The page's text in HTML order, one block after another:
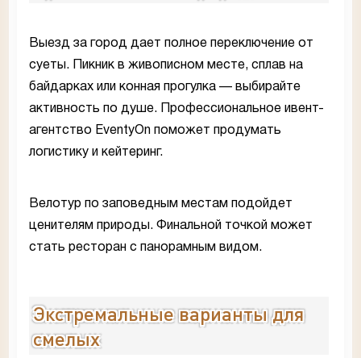
Выезд за город дает полное переключение от
суеты. Пикник в живописном месте, сплав на
байдарках или конная прогулка — выбирайте
активность по душе. Профессиональное ивент-
агентство EventyOn поможет продумать
логистику и кейтеринг.
Велотур по заповедным местам подойдет
ценителям природы. Финальной точкой может
стать ресторан с панорамным видом.
Экстремальные варианты для
смелых